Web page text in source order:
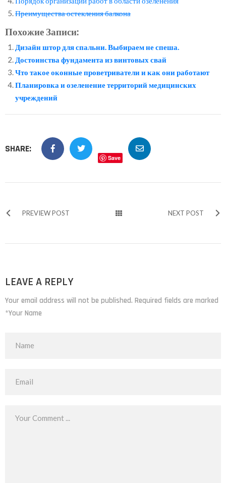
Преимущества остекления балкона
Похожие Записи:
Дизайн штор для спальни. Выбираем не спеша.
Достоинства фундамента из винтовых свай
Что такое оконные проветриватели и как они работают
Планировка и озеленение территорий медицинских
учреждений
SHARE:
Save
PREVIEW POST NEXT POST
LEAVE A REPLY
Your email address will not be published. Required fields are marked
*Your Name